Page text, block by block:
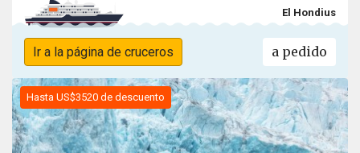
El Hondius
Ir a la página de cruceros a pedido
Hasta US$3520 de descuento